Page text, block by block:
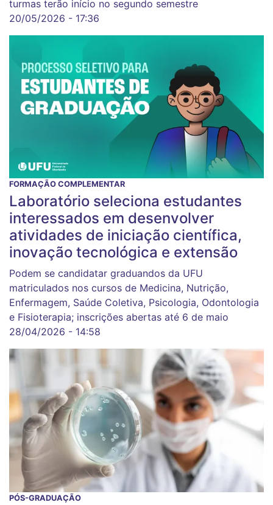
turmas terão início no segundo semestre
20/05/2026 - 17:36
FORMAÇÃO COMPLEMENTAR
Laboratório seleciona estudantes
interessados em desenvolver
atividades de iniciação científica,
inovação tecnológica e extensão
Podem se candidatar graduandos da UFU
matriculados nos cursos de Medicina, Nutrição,
Enfermagem, Saúde Coletiva, Psicologia, Odontologia
e Fisioterapia; inscrições abertas até 6 de maio
28/04/2026 - 14:58
PÓS-GRADUAÇÃO